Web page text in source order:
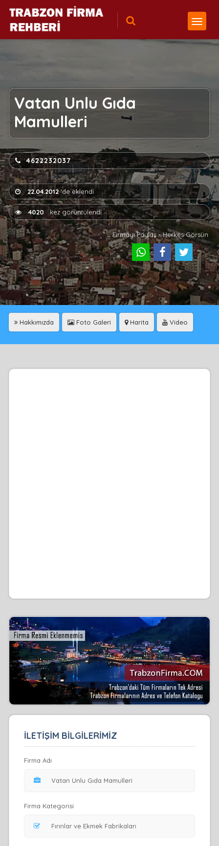
Vatan Unlu Gıda
Mamulleri
4622232037
22.04.2012'de eklendi
4020 kez görüntülendi
Firmayı Paylaş - Herkes Görsün
Hakkımızda Foto Galeri Harita Video
İLETİŞİM BİLGİLERİMİZ
Firma Adı
Firma Kategorisi